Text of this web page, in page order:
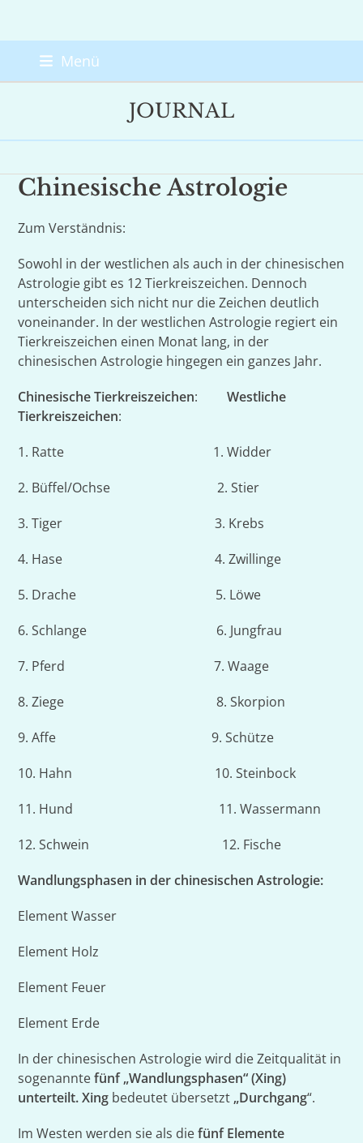
content
Menü
JOURNAL
Chinesische Astrologie
Zum Verständnis:
Sowohl in der westlichen als auch in der chinesischen
Astrologie gibt es 12 Tierkreiszeichen. Dennoch
unterscheiden sich nicht nur die Zeichen deutlich
voneinander. In der westlichen Astrologie regiert ein
Tierkreiszeichen einen Monat lang, in der
chinesischen Astrologie hingegen ein ganzes Jahr.
Chinesische Tierkreiszeichen:Westliche
Tierkreiszeichen:
1. Ratte 1. Widder
2. Büffel/Ochse 2. Stier
3. Tiger 3. Krebs
4. Hase 4. Zwillinge
5. Drache 5. Löwe
6. Schlange 6. Jungfrau
7. Pferd 7. Waage
8. Ziege 8. Skorpion
9. Affe 9. Schütze
10. Hahn 10. Steinbock
11. Hund 11. Wassermann
12. Schwein 12. Fische
Wandlungsphasen in der chinesischen Astrologie:
Element Wasser
Element Holz
Element Feuer
Element Erde
In der chinesischen Astrologie wird die Zeitqualität in
sogenanntefünf „Wandlungsphasen“ (Xing)
unterteilt. Xing bedeutet übersetzt „Durchgang“.
Im Westen werden sie als diefünf Elemente